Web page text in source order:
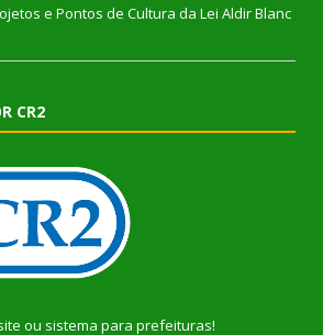
e Pontos de Cultura da Lei Aldir Blanc
CR2
ou sistema para prefeituras!